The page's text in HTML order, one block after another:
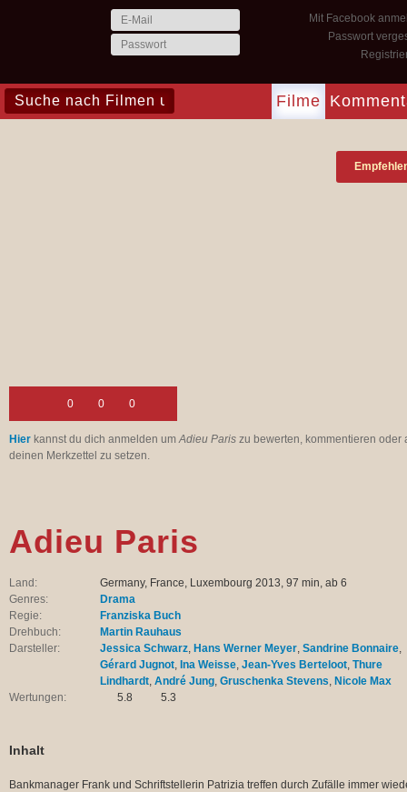
Mit Facebook
Passwort
Filme
0 0 0
Hier kannst du dich anmelden umAdieu Paris zu bewerten, kommentieren oder
deinen Merkzettel zu setzen.
Adieu Paris
Land:
Germany, France, Luxembourg 2013, 97 min, ab 6
Genres:
Drama
Regie:
Franziska Buch
Drehbuch:
Martin Rauhaus
Darsteller:
Jessica Schwarz, Hans Werner Meyer, Sandrine Bonnaire,
Gérard Jugnot, Ina Weisse, Jean-Yves Berteloot, Thure
Lindhardt, André Jung, Gruschenka Stevens, Nicole Max
Wertungen:
5.8 5.3
Inhalt
Bankmanager Frank und Schriftstellerin Patrizia treffen durch Zufälle immer